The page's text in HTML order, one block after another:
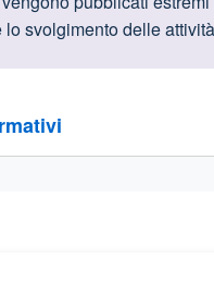
svolgimento delle